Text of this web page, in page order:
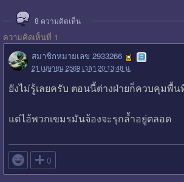
8 ความคิดเห็น
ความคิดเห็นที่ 1
สมาชิกหมายเลข 2933266
21 เมษายน 2569 เวลา 20:13:48 น.
ยังไม่รู้เลยครับ ตอนนี้ต่างฝ่ายก็ควบคุมพื้น
แต่ไอ้พวกเขมรมันจ้องจะรุกล้ำอยู่ตลอด
 0